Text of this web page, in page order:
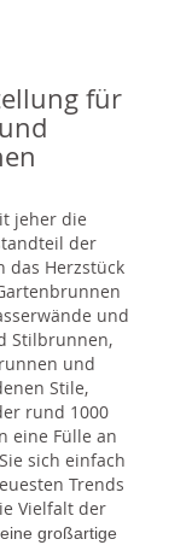
für
jeher die
der
das Herzstück
und
Stilbrunnen,
und
Stile,
rund 1000
eine Fülle an
sich einfach
Trends
Vielfalt der
großartige